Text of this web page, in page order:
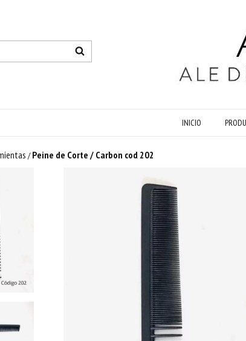
INICIO
/ Peine de Corte / Carbon cod 202